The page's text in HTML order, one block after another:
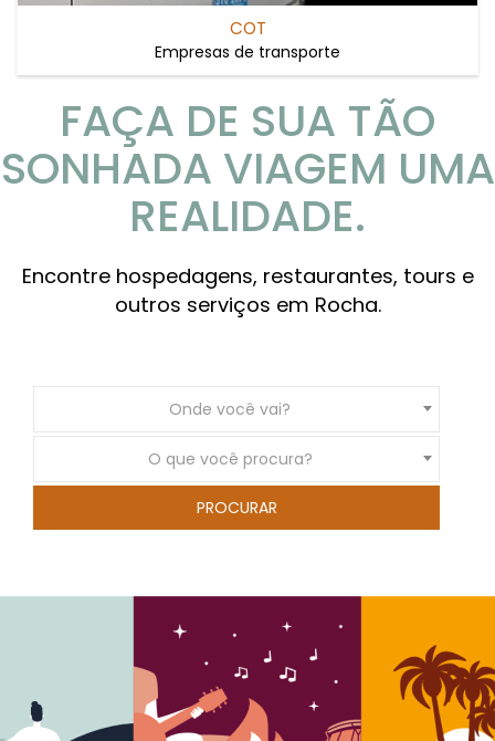
COT
Empresas de transporte
FAÇA DE SUA TÃO
SONHADA VIAGEM UMA
REALIDADE.
Encontre hospedagens, restaurantes, tours e
outros serviços em Rocha.
Onde você vai?
O que você procura?